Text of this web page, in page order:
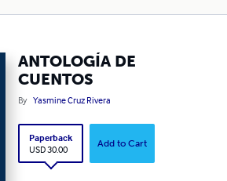
ANTOLOGÍA DE
CUENTOS
By Yasmine Cruz Rivera
Paperback
USD 30.00
Add to Cart